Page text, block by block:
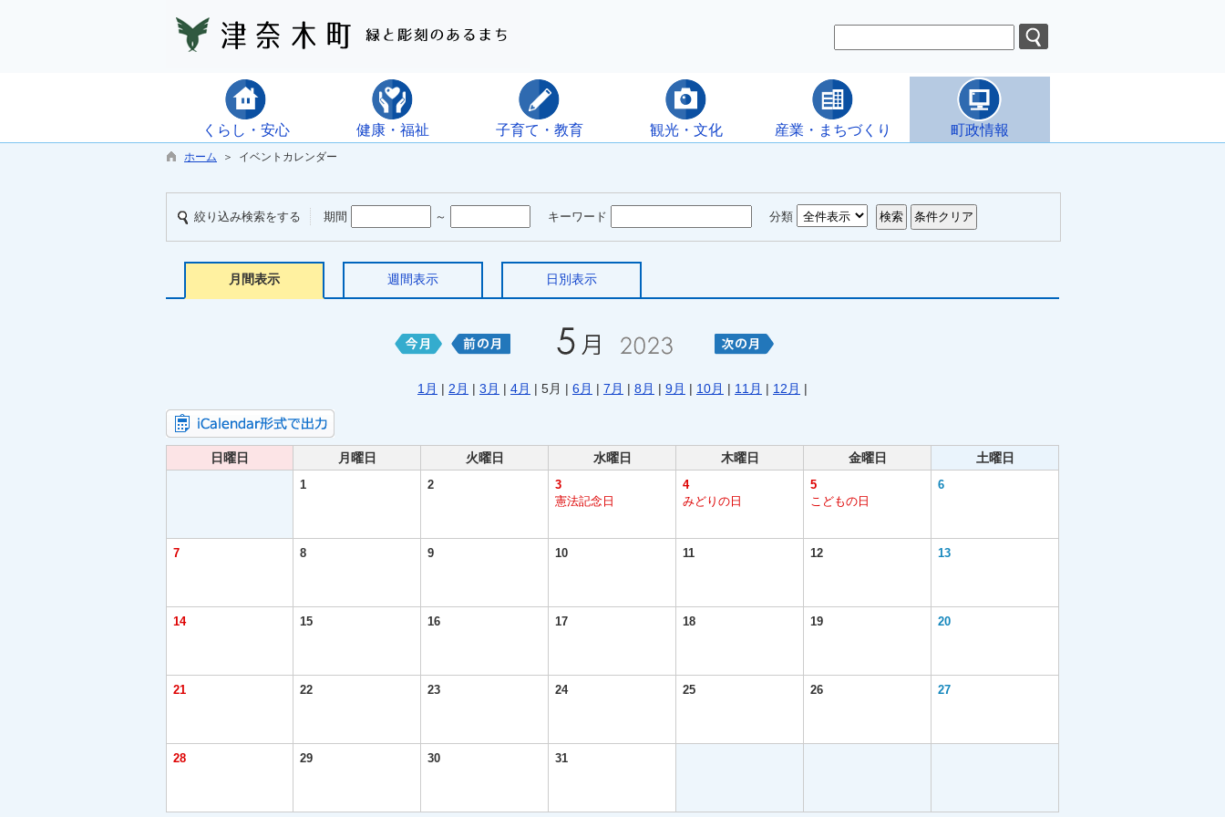
くらし・安心 健康・福祉 子育て・教育 観光・文化 産業・まちづくり 町政情報
ホーム ＞ イベントカレンダー
絞り込み検索をする 期間 ～ キーワード 分類
月間表示 週間表示 日別表示
1月 | 2月 | 3月 | 4月 | 5月 | 6月 | 7月 | 8月 | 9月 | 10月 | 11月 | 12月 |
日曜日 月曜日 火曜日 水曜日 木曜日 金曜日 土曜日
1 2
3
憲法記念日
4
みどりの日
5
こどもの日
6
7 8 9 10 11 12 13
14 15 16 17 18 19 20
21 22 23 24 25 26 27
28 29 30 31